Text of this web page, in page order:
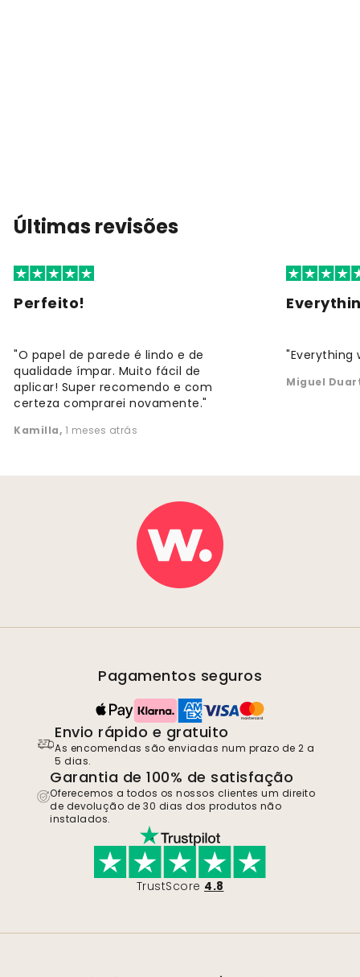
Últimas revisões
Perfeito!
"O papel de parede é lindo e de
qualidade ímpar. Muito fácil de
aplicar! Super recomendo e com
certeza comprarei novamente."
Kamilla, 1 meses atrás
"Everything
Miguel
Pagamentos seguros
Envio rápido e gratuito
As encomendas são enviadas num prazo de 2 a
5 dias.
Garantia de 100% de satisfação
Oferecemos a todos os nossos clientes um direito
de devolução de 30 dias dos produtos não
instalados.
TrustScore 4.8